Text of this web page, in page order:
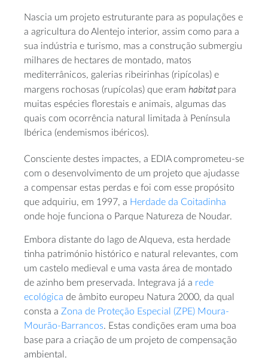
Nascia um projeto estruturante para as populações e
a agricultura do Alentejo interior, assim como para a
sua indústria e turismo, mas a construção submergiu
milhares de hectares de montado, matos
mediterrânicos, galerias ribeirinhas (ripícolas) e
margens rochosas (rupícolas) que eram habitatpara
muitas espécies florestais e animais, algumas das
quais com ocorrência natural limitada à Península
Ibérica (endemismos ibéricos).
Consciente destes impactes, a EDIA comprometeu-se
com o desenvolvimento de um projeto que ajudasse
a compensar estas perdas e foi com esse propósito
que adquiriu, em 1997, a Herdade da Coitadinha
onde hoje funciona o Parque Natureza de Noudar.
Embora distante do lago de Alqueva, esta herdade
tinha património histórico e natural relevantes, com
um castelo medieval e uma vasta área de montado
de azinho bem preservada. Integrava já a rede
ecológica de âmbito europeu Natura 2000, da qual
consta a Zona de Proteção Especial (ZPE) Moura-
Mourão-Barrancos. Estas condições eram uma boa
base para a criação de um projeto de compensação
ambiental.